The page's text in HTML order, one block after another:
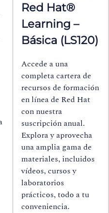
Red Hat®
Learning –
Básica (LS120)
Accede a una
completa cartera de
recursos de formación
en línea de Red Hat
con nuestra
suscripción anual.
Explora y aprovecha
una amplia gama de
materiales, incluidos
vídeos, cursos y
laboratorios
prácticos, todo a tu
conveniencia.